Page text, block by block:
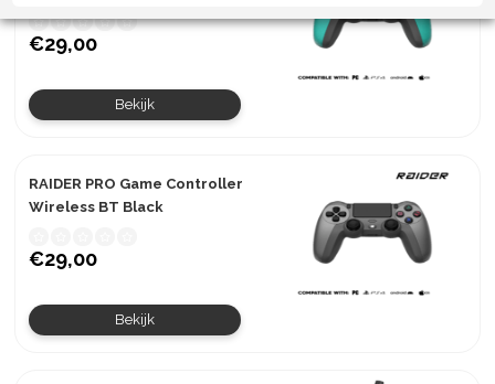
€29,00
Bekijk
RAIDER PRO Game Controller
Wireless BT Black
€29,00
Bekijk